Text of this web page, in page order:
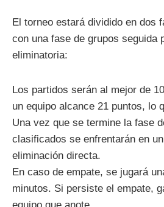
El torneo estará dividido en dos
con una fase de grupos seguida
eliminatoria:
Los partidos serán al mejor de
un equipo alcance 21 puntos, lo
Una vez que se termine la fase
clasificados se enfrentarán en
eliminación directa.
En caso de empate, se jugará
minutos. Si persiste el empate,